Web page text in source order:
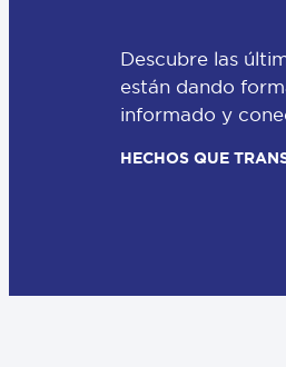
Descubre las
están dando
informado y
HECHOS QUE